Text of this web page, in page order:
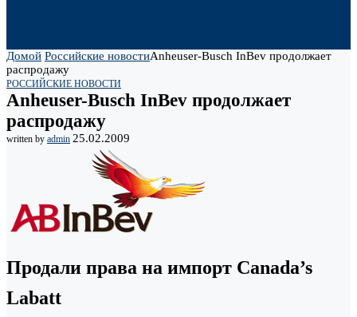
Домой Российские новостиAnheuser-Busch InBev продолжает
распродажу
РОССИЙСКИЕ НОВОСТИ
Anheuser-Busch InBev продолжает
распродажу
written by admin 25.02.2009
Продали права на импорт Canada’s
Labatt